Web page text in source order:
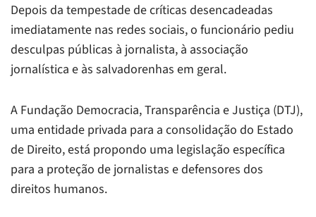
Depois da tempestade de críticas desencadeadas
imediatamente nas redes sociais, o funcionário pediu
desculpas públicas à jornalista, à associação
jornalística e às salvadorenhas em geral.
A Fundação Democracia, Transparência e Justiça (DTJ),
uma entidade privada para a consolidação do Estado
de Direito, está propondo uma legislação específica
para a proteção de jornalistas e defensores dos
direitos humanos.